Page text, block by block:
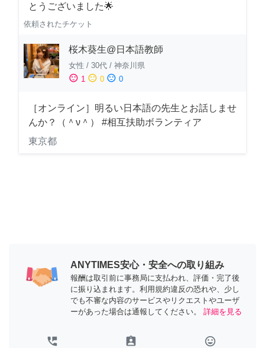
とうございました🌟
依頼されたチケット
桜木葵生@日本語教師
女性 / 30代 / 神奈川県
sentiment_satisfied 1 sentiment_neutral 0 sentiment_dissatisfied 0
［オンライン］明るい日本語の先生とお話しませ
んか？（＾ν＾） #相互扶助ボランティア
東京都
ANYTIMES安心・安全への取り組み
報酬は取引前に事務局に支払われ、評価・完了後
に振り込まれます。利用規約違反の恐れや、少し
でも不審な内容のサービスやリクエストやユーザ
ーがあった場合は通報してください。
詳細を見る
perm_phone_msg assignment_ind tag_faces